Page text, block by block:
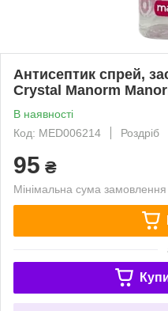
Антисептик спрей,
Crystal Manorm
В наявності
Код: MED006214
Роздріб
95 ₴
Мінімальна сума